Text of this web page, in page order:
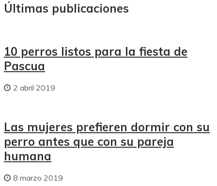
Últimas publicaciones
10 perros listos para la fiesta de
Pascua
2 abril 2019
Las mujeres prefieren dormir con su
perro antes que con su pareja
humana
8 marzo 2019